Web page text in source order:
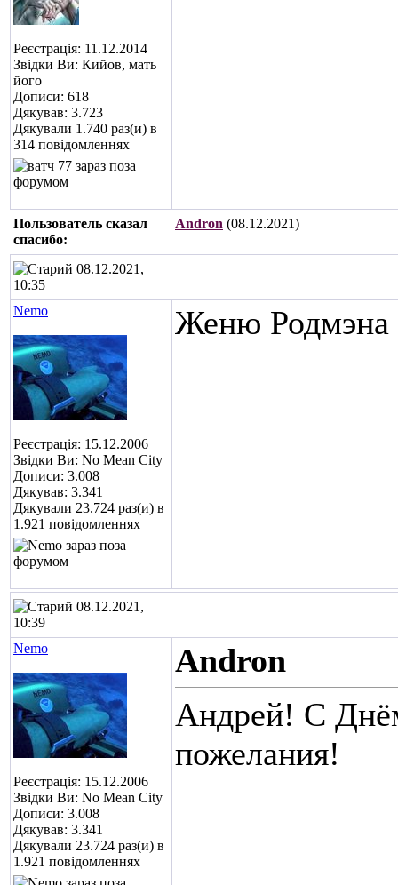
Реєстрація: 11.12.2014
Звідки Ви: Кийов, мать
його
Дописи: 618
Дякував: 3.723
Дякували 1.740 раз(и) в
314 повідомленнях
Пользователь сказал
cпасибо:
Andron (08.12.2021)
08.12.2021,
10:35
Nemo
Реєстрація: 15.12.2006
Звідки Ви: No Mean City
Дописи: 3.008
Дякував: 3.341
Дякували 23.724 раз(и) в
1.921 повідомленнях
Женю Родмэна
08.12.2021,
10:39
Nemo
Реєстрація: 15.12.2006
Звідки Ви: No Mean City
Дописи: 3.008
Дякував: 3.341
Дякували 23.724 раз(и) в
1.921 повідомленнях
Andron
Андрей! С
пожелания!